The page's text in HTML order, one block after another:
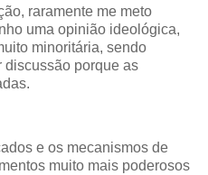
raramente me meto
uma opinião ideológica,
minoritária, sendo
discussão porque as
e os mecanismos de
muito mais poderosos